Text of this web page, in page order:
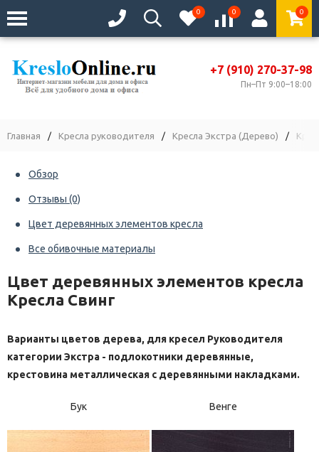
0 0 0
+7 (910) 270-37-98
Пн–Пт 9:00–18:00
Главная / Кресла руководителя / Кресла Экстра (Дерево) /
Обзор
Отзывы (0)
Цвет деревянных элементов кресла
Все обивочные материалы
Цвет деревянных элементов кресла
Кресла Свинг
Варианты цветов дерева, для кресел Руководителя
категории Экстра - подлокотники деревянные,
крестовина металлическая с деревянными накладками.
Бук Венге